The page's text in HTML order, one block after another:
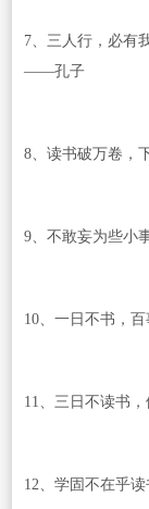
7、三人行，必有
——孔子
8、读书破万卷
9、不敢妄为些小
10、一日不书，
11、三日不读书
12、学固不在乎